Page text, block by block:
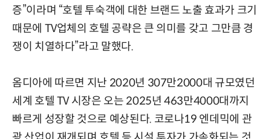
증”이라며 “호텔 투숙객에 대한 브랜드 노출 효과가 크기
때문에 TV업체의 호텔 공략은 큰 의미를 갖고 그만큼 경
쟁이 치열하다”라고 말했다.
옴디아에 따르면 지난 2020년 307만2000대 규모였던
세계 호텔 TV 시장은 오는 2025년 463만4000대까지
빠르게 성장할 것으로 예상된다. 코로나19 엔데믹에 관